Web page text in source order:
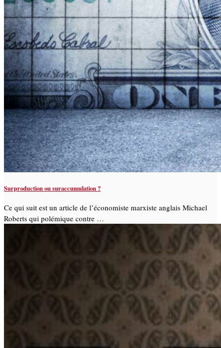
Surproduction ou suraccumulation ?
Ce qui suit est un article de l’économiste marxiste anglais Michael
Roberts qui polémique contre …